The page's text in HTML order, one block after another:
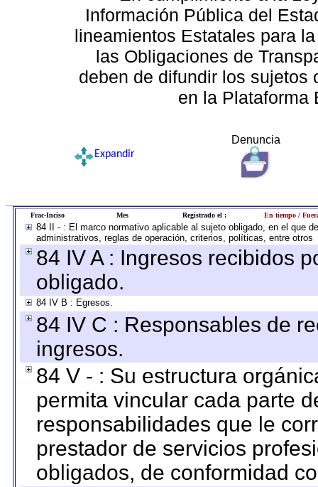
Información Pública del
lineamientos Estatales para
las Obligaciones de
deben de difundir los sujetos
en la Plataforma
Denuncia
Expandir
Frac-Inciso Mes Registrado el : En tiempo /
84 II - : El marco normativo aplicable al sujeto obligado, en el que
administrativos, reglas de operación, criterios, políticas, entre otros
84 IV A : Ingresos recibidos
obligado.
84 IV B : Egresos.
84 IV C : Responsables de
ingresos.
84 V - : Su estructura
permita vincular cada parte
responsabilidades que le
prestador de servicios
obligados, de conformidad